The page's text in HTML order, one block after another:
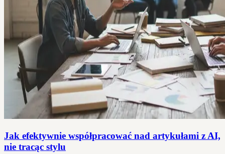
Jak efektywnie współpracować nad artykułami z AI,
nie tracąc stylu